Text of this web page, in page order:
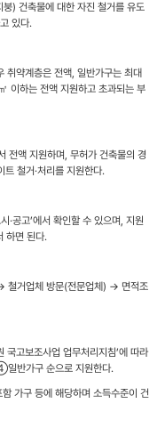
) 건축물에 대한 자진 철거를 유도
고 있다.
약계층은 전액, 일반가구는 최대
이하는 전액 지원하고 초과되는 부
액 지원하며, 무허가 건축물의 경
철거·처리를 지원한다.
·공고’에서 확인할 수 있으며, 지원
하면 된다.
철거업체 방문(전문업체) → 면적조
고보조사업 업무처리지침’에 따라
반가구 순으로 지원한다.
가구 등에 해당하며 소득수준이 건